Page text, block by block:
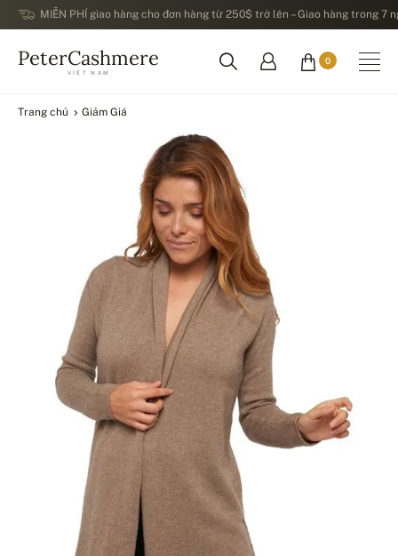
MIỄN PHÍ giao hàng cho đơn hàng từ 250$ trở lên – Giao hàng trong 7
PeterCashmere
VIỆT NAM
0
Trang chủ Giảm Giá